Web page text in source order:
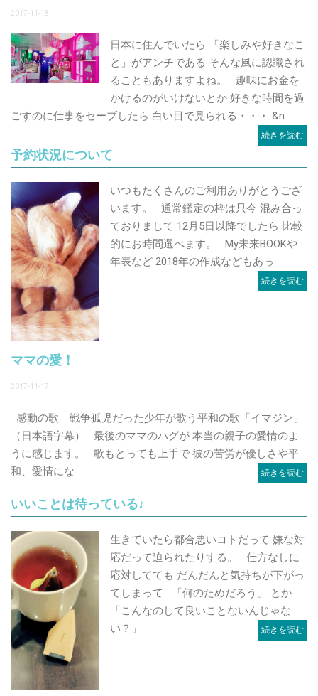
2017-11-18
日本に住んでいたら 「楽しみや好きなこ
と」がアンチである そんな風に認識され
ることもありますよね。 趣味にお金を
かけるのがいけないとか 好きな時間を過
ごすのに仕事をセーブしたら 白い目で見られる・・・ &n
続きを読む
予約状況について
いつもたくさんのご利用ありがとうござ
います。 通常鑑定の枠は只今 混み合っ
ておりまして 12月5日以降でしたら 比較
的にお時間選べます。 My未来BOOKや
年表など 2018年の作成などもあっ
続きを読む
ママの愛！
2017-11-17
感動の歌 戦争孤児だった少年が歌う平和の歌「イマジン」
（日本語字幕） 最後のママのハグが 本当の親子の愛情のよ
うに感じます。 歌もとっても上手で 彼の苦労が優しさや平
和、愛情にな
続きを読む
いいことは待っている♪
生きていたら都合悪いコトだって 嫌な対
応だって迫られたりする。 仕方なしに
応対してても だんだんと気持ちが下がっ
てしまって 「何のためだろう」 とか
「こんなのして良いことないんじゃな
い？」
続きを読む